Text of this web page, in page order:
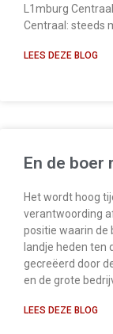
L1mburg
Centraal: steeds
LEES DEZE BLOG
En de boer
Het wordt hoog
verantwoording
positie waarin de
landje heden ten
gecreëerd door
en de grote
LEES DEZE BLOG